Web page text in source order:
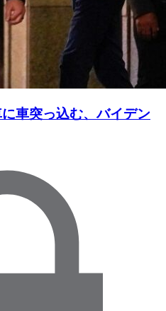
車突っ込む、バイデン